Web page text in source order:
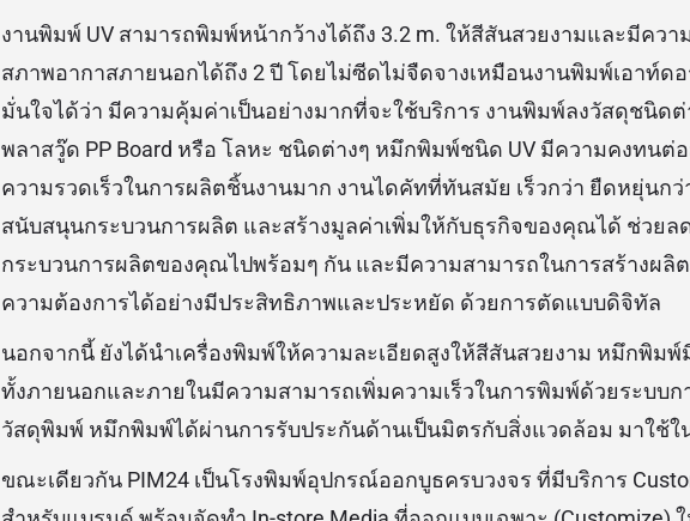
งานพิมพ์ UV สามารถพิมพ์หน้ากว้างได้ถึง 3.2 m. ให้สีสันสวยงามและมีคว
สภาพอากาสภายนอกได้ถึง 2 ปี โดยไม่ซีดไม่จืดจางเหมือนงานพิมพ์เอาท์ดอ
มั่นใจได้ว่า มีความคุ้มค่าเป็นอย่างมากที่จะใช้บริการ งานพิมพ์ลงวัสดุชนิดต่
พลาสวู๊ด PP Board หรือ โลหะ ชนิดต่างๆ หมึกพิมพ์ชนิด UV มีความคงทนต่
ความรวดเร็วในการผลิตชิ้นงานมาก งานไดคัทที่ทันสมัย เร็วกว่า ยืดหยุ่นก
สนับสนุนกระบวนการผลิต และสร้างมูลค่าเพิ่มให้กับธุรกิจของคุณได้ ช่วยล
กระบวนการผลิตของคุณไปพร้อมๆ กัน และมีความสามารถในการสร้างผ
ความต้องการได้อย่างมีประสิทธิภาพและประหยัด ด้วยการตัดแบบดิจิทัล
นอกจากนี้ ยังได้นำเครื่องพิมพ์ให้ความละเอียดสูงให้สีสันสวยงาม หมึกพิม
ทั้งภายนอกและภายในมีความสามารถเพิ่มความเร็วในการพิมพ์ด้วยระบบ
วัสดุพิมพ์ หมึกพิมพ์ได้ผ่านการรับประกันด้านเป็นมิตรกับสิ่งแวดล้อม มาใช้ใ
ขณะเดียวกัน PIM24 เป็นโรงพิมพ์อุปกรณ์ออกบูธครบวงจร ที่มีบริการ